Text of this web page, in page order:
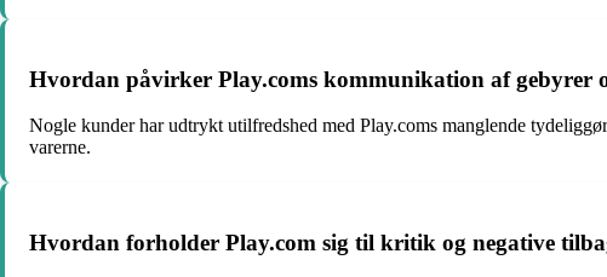
Hvordan påvirker Play.coms kommunikation af gebyrer
Nogle kunder har udtrykt utilfredshed med Play.coms manglende
varerne.
Hvordan forholder Play.com sig til kritik og negative